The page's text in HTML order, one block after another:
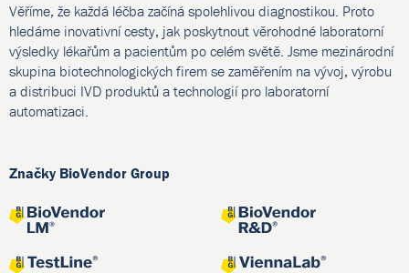
Věříme, že každá léčba začíná spolehlivou diagnostikou. Proto
hledáme inovativní cesty, jak poskytnout věrohodné laboratorní
výsledky lékařům a pacientům po celém světě. Jsme mezinárodní
skupina biotechnologických firem se zaměřením na vývoj, výrobu
a distribuci IVD produktů a technologií pro laboratorní
automatizaci.
Značky BioVendor Group